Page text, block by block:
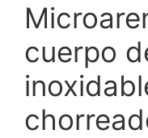
cuerpo